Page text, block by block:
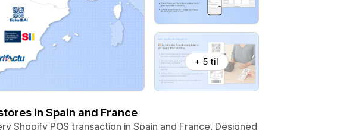
+ 5 til
in Spain and France
Shopify POS transaction in Spain and France. Designed